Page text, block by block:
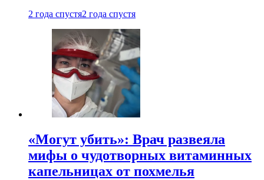
2 года спустя2 года спустя
«Могут убить»: Врач развеяла
мифы о чудотворных витаминных
капельницах от похмелья